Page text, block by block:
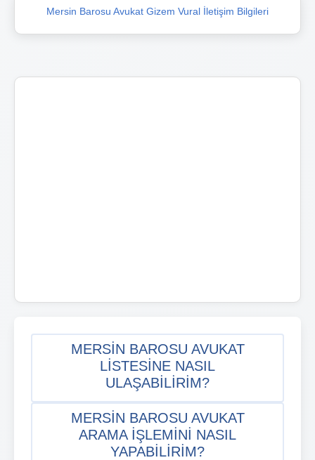
Mersin Barosu Avukat Gizem Vural İletişim Bilgileri
MERSIN BAROSU AVUKAT
LISTESINE NASIL
ULAŞABILIRIM?
MERSIN BAROSU AVUKAT
ARAMA IŞLEMINI NASIL
YAPABILIRIM?